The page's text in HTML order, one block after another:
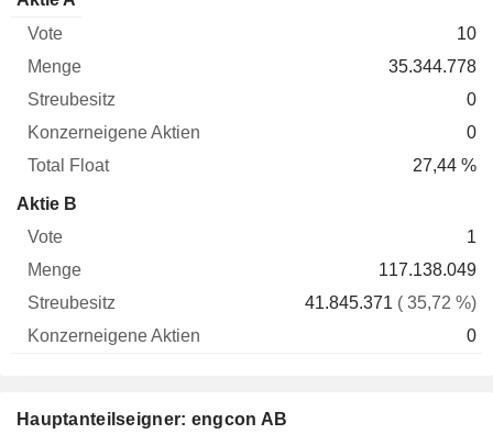
10
35.344.778
0
0
27,44 %
Aktie B
1
117.138.049
41.845.371 ( 35,72 %)
0
Hauptanteilseigner: engcon AB